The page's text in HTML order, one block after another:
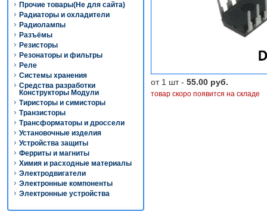
Прочие товары(Не для сайта)
Радиаторы и охладители
Радиолампы
Разъёмы
Резисторы
Резонаторы и фильтры
Реле
Системы хранения
Средства разработки
Конструкторы Модули
Тиристоры и симисторы
Транзисторы
Трансформаторы и дроссели
Установочные изделия
Устройства защиты
Ферриты и магниты
Химия и расходные материалы
Электродвигатели
Электронные компоненты
Электронные устройства
от 1 шт - 55.00 руб.
товар скоро появится на складе